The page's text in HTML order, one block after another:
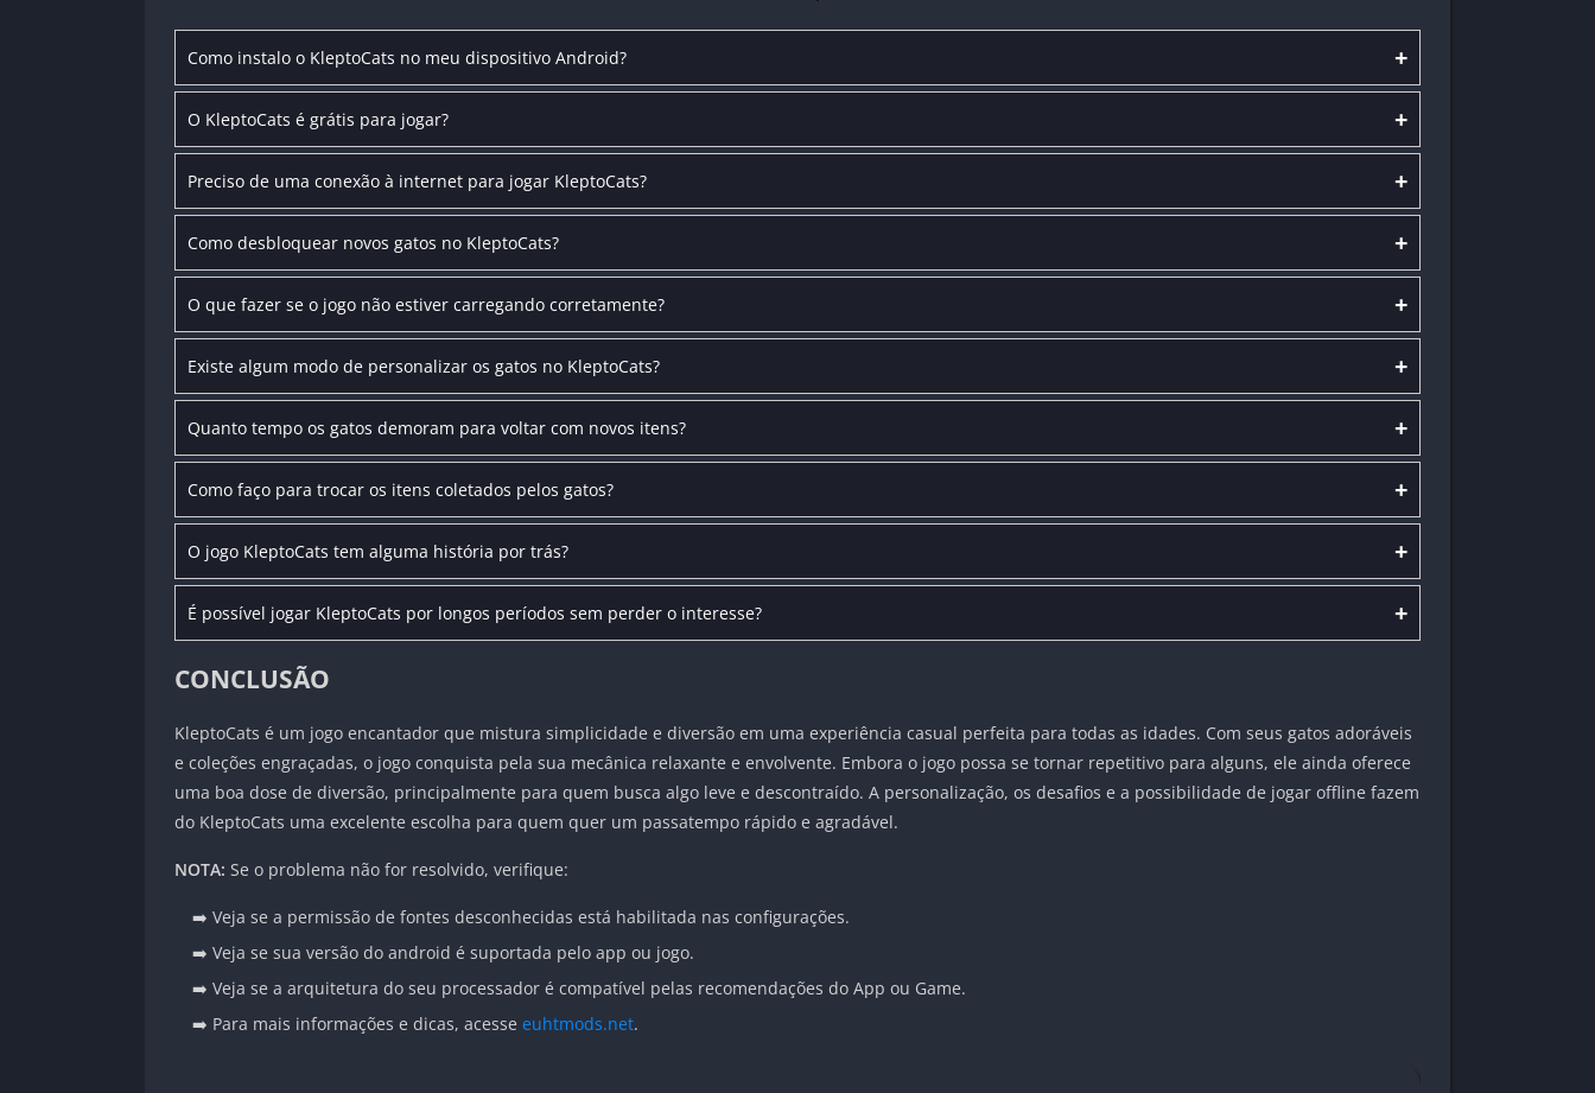
+
Como instalo o KleptoCats no meu dispositivo Android?
+
O KleptoCats é grátis para jogar?
+
Preciso de uma conexão à internet para jogar KleptoCats?
+
Como desbloquear novos gatos no KleptoCats?
+
O que fazer se o jogo não estiver carregando corretamente?
+
Existe algum modo de personalizar os gatos no KleptoCats?
+
Quanto tempo os gatos demoram para voltar com novos itens?
+
Como faço para trocar os itens coletados pelos gatos?
+
O jogo KleptoCats tem alguma história por trás?
+
É possível jogar KleptoCats por longos períodos sem perder o interesse?
CONCLUSÃO
KleptoCats é um jogo encantador que mistura simplicidade e diversão em uma experiência casual perfeita para todas as idades. Com seus gatos adoráveis
e coleções engraçadas, o jogo conquista pela sua mecânica relaxante e envolvente. Embora o jogo possa se tornar repetitivo para alguns, ele ainda oferece
uma boa dose de diversão, principalmente para quem busca algo leve e descontraído. A personalização, os desafios e a possibilidade de jogar offline fazem
do KleptoCats uma excelente escolha para quem quer um passatempo rápido e agradável.
NOTA: Se o problema não for resolvido, verifique:
➡️ Veja se a permissão de fontes desconhecidas está habilitada nas configurações.
➡️ Veja se sua versão do android é suportada pelo app ou jogo.
➡️ Veja se a arquitetura do seu processador é compatível pelas recomendações do App ou Game.
➡️ Para mais informações e dicas, acesse euhtmods.net.